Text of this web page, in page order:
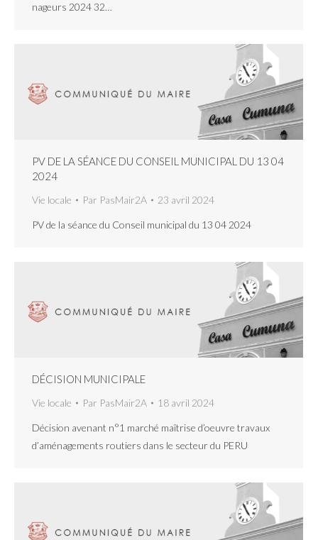
nageurs 2024 32…
PV DE LA SÉANCE DU CONSEIL MUNICIPAL DU 13 04
2024
Vie locale Par PasMair2A 23 avril 2024
PV de la séance du Conseil municipal du 13 04 2024
DÉCISION MUNICIPALE
Vie locale Par PasMair2A 18 avril 2024
Décision avenant n°1 marché maîtrise d’oeuvre travaux
d’aménagements routiers dans le secteur du PERU